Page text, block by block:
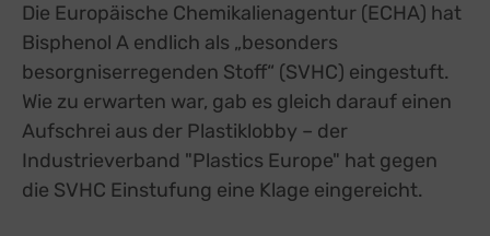
Die Europäische Chemikalienagentur (ECHA) hat
Bisphenol A endlich als „besonders
besorgniserregenden Stoff“ (SVHC) eingestuft.
Wie zu erwarten war, gab es gleich darauf einen
Aufschrei aus der Plastiklobby – der
Industrieverband "Plastics Europe" hat gegen
die SVHC Einstufung eine Klage eingereicht.